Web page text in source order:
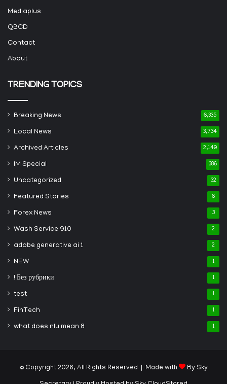
Mediaplus
QBCD
Contact
About
TRENDING TOPICS
Breaking News 6,335
Local News 3,734
Archived Articles 2,149
IM Special 386
Uncategorized 32
Featured Stories 6
Forex News 3
Wash Service 910 2
adobe generative ai 1 2
NEW 1
! Без рубрики 1
test 1
FinTech 1
what does nlu mean 8 1
© Copyright 2026, All Rights Reserved | Made with By Sky